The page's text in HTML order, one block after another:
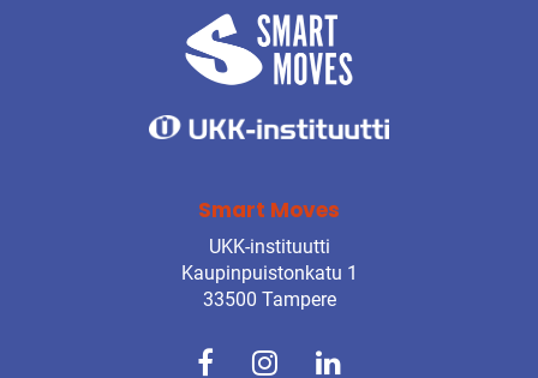
Smart Moves
UKK-instituutti
Kaupinpuistonkatu 1
33500 Tampere